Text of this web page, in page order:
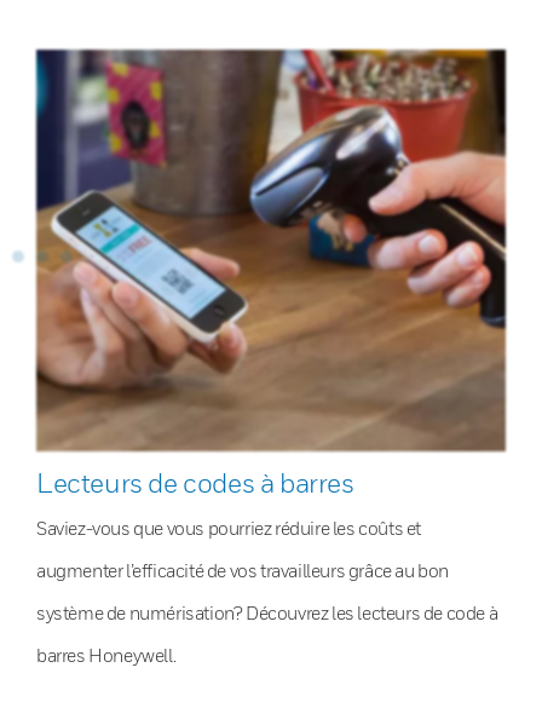
Lecteurs de codes à barres
Saviez-vous que vous pourriez réduire les coûts et
augmenter l’efficacité de vos travailleurs grâce au bon
système de numérisation? Découvrez les lecteurs de code à
barres Honeywell.